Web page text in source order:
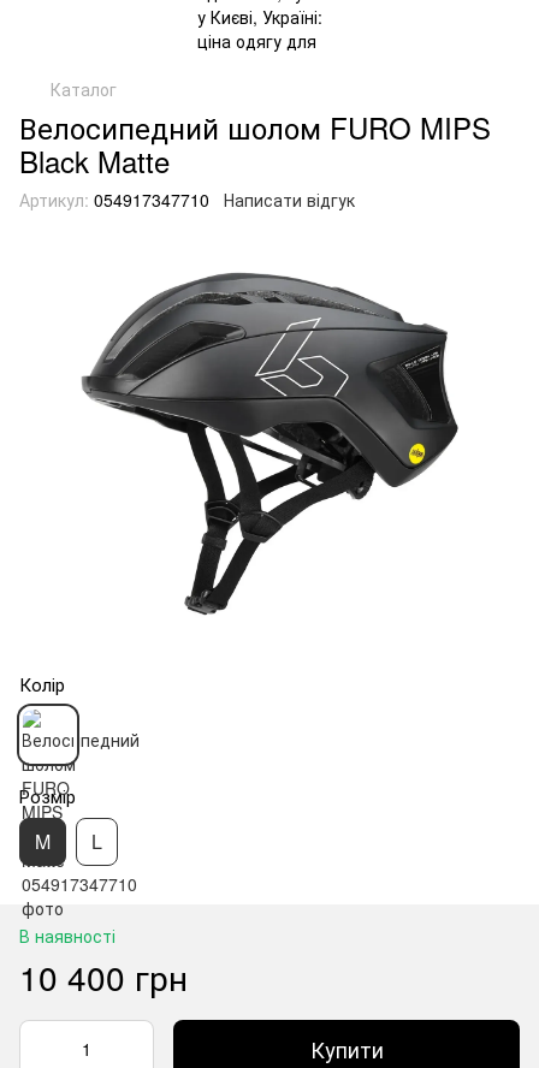
Каталог
Велосипедний шолом FURO MIPS
Black Matte
Артикул: 054917347710 Написати відгук
Колір
Розмір
M L
В наявності
10 400 грн
Купити